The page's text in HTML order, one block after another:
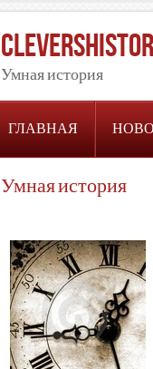
Умная история
ГЛАВНАЯ
Умная история